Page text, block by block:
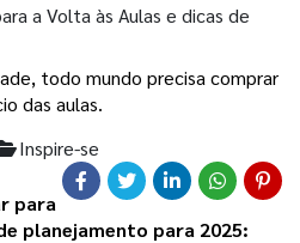
a Volta às Aulas e dicas de
todo mundo precisa comprar
das aulas.
Inspire-se
para
planejamento para 2025: